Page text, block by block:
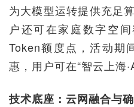
为大模型运转提供充足
户还可在家庭数字空
Token额度点，活动期
惠，用户可在“智云上海
技术底座：云网融合与